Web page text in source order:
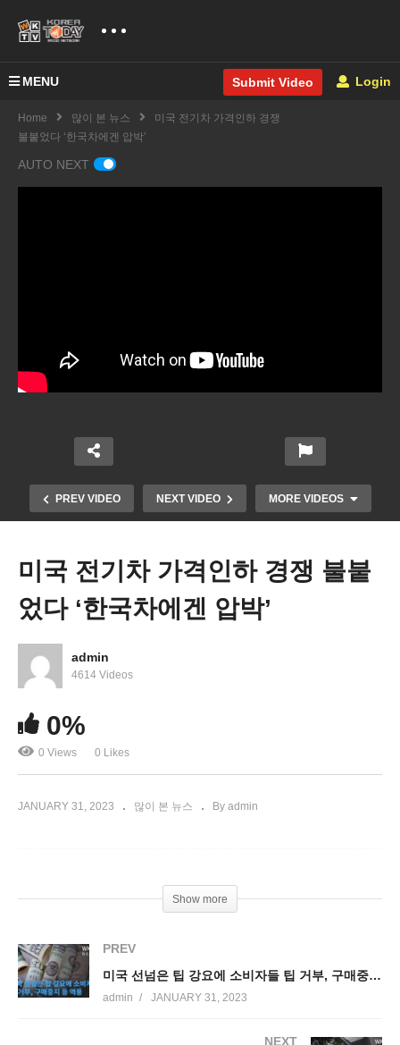
MENU Submit Video Login
Home 많이 본 뉴스
미국 전기차 가격인하 경쟁
불붙었다 ‘한국차에겐 압박’
AUTO NEXT
PREV VIDEO NEXT VIDEO MORE VIDEOS
후 중지할 듯
미국 전기차 가격인하 경쟁 불붙
었다 ‘한국차에겐 압박’
admin
4614 Videos
0%
0 Views 0 Likes
JANUARY 31, 2023 많이 본 뉴스 By admin
Show more
PREV
미국 선넘은 팁 강요에 소비자들 팁 거부, 구매중지 등 역풍
admin JANUARY 31, 2023
NEXT